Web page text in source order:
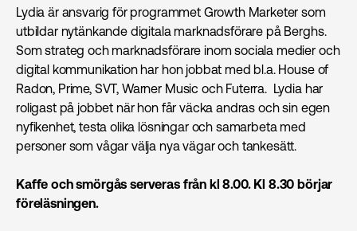
Lydia är ansvarig för programmet Growth Marketer som
utbildar nytänkande digitala marknadsförare på Berghs.
Som strateg och marknadsförare inom sociala medier och
digital kommunikation har hon jobbat med bl.a. House of
Radon, Prime, SVT, Warner Music och Futerra. Lydiahar
roligast på jobbet när hon får väcka andras och sin egen
nyfikenhet, testa olika lösningar och samarbeta med
personer som vågar välja nya vägar och tankesätt.
Kaffe och smörgås serveras från kl 8.00. Kl 8.30 börjar
föreläsningen.